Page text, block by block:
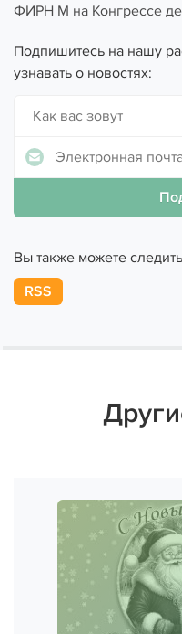
ФИРН М на Конгрессе
Подпишитесь на нашу
узнавать о новостях:
Вы также можете
RSS